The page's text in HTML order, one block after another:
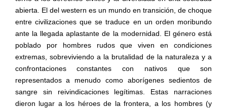
abierta. El del western es un mundo en transición, de choque
entre civilizaciones que se traduce en un orden moribundo
ante la llegada aplastante de la modernidad. El género está
poblado por hombres rudos que viven en condiciones
extremas, sobreviviendo a la brutalidad de la naturaleza y a
confrontaciones constantes con nativos que son
representados a menudo como aborígenes sedientos de
sangre sin reivindicaciones legítimas. Estas narraciones
dieron lugar a los héroes de la frontera, a los hombres (y